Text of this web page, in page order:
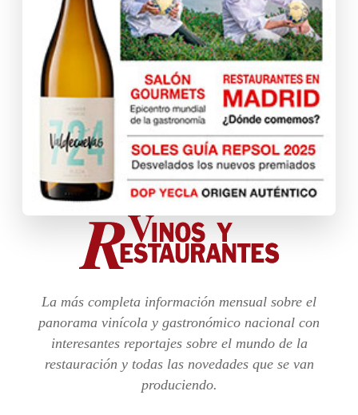
La más completa información mensual sobre el
panorama vinícola y gastronómico nacional con
interesantes reportajes sobre el mundo de la
restauración y todas las novedades que se van
produciendo.